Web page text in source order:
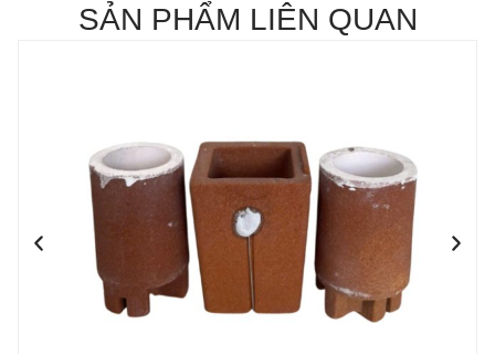
SẢN PHẨM LIÊN QUAN